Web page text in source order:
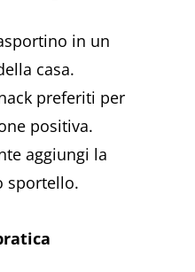
in un
casa.
preferiti per
positiva.
aggiungi la
sportello.